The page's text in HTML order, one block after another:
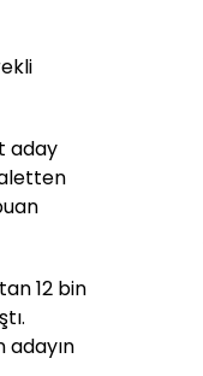
aday
12 bin
adayın